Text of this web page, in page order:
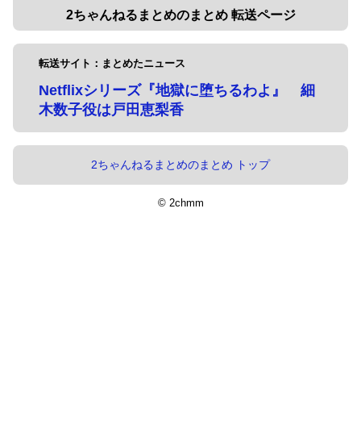
2ちゃんねるまとめのまとめ 転送ページ
転送サイト：まとめたニュース
Netflixシリーズ『地獄に堕ちるわよ』 細
木数子役は戸田恵梨香
2ちゃんねるまとめのまとめ トップ
© 2chmm